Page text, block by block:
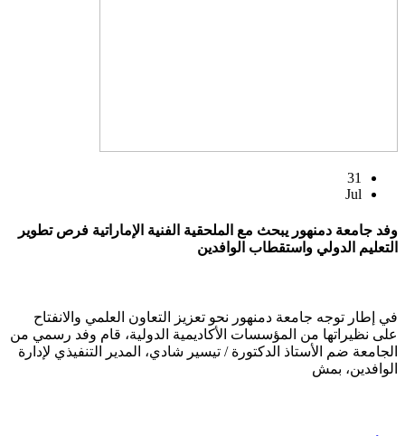
31
Jul
وفد جامعة دمنهور يبحث مع الملحقية الفنية الإماراتية فرص تطوير
التعليم الدولي واستقطاب الوافدين
في إطار توجه جامعة دمنهور نحو تعزيز التعاون العلمي والانفتاح
على نظيراتها من المؤسسات الأكاديمية الدولية، قام وفد رسمي من
الجامعة ضم الأستاذ الدكتورة / تيسير شادي، المدير التنفيذي لإدارة
الوافدين، بمش